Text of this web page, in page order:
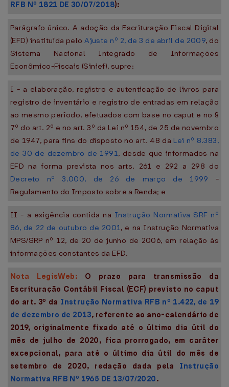
RFB Nº 1821 DE 30/07/2018):
Parágrafo único. A adoção da Escrituração Fiscal Digital
(EFD) instituída peloAjuste nº 2, de 3 de abril de 2009, do
Sistema Nacional Integrado de Informações
Econômico-Fiscais (Sinief), supre:
I - a elaboração, registro e autenticação de livros para
registro de inventário e registro de entradas em relação
ao mesmo período, efetuados com base no caput e no §
7º do art. 2º e no art. 3º da Lei nº 154, de 25 de novembro
de 1947, para fins do disposto no art. 48 da Lei nº 8.383,
de 30 de dezembro de 1991, desde que informados na
EFD na forma prevista nos arts. 261 e 292 a 298 do
Decreto nº 3.000, de 26 de março de 1999 -
Regulamento do Imposto sobre a Renda; e
II - a exigência contida na Instrução Normativa SRF nº
86, de 22 de outubro de 2001, e na Instrução Normativa
MPS/SRP nº 12, de 20 de junho de 2006, em relação às
informações constantes da EFD.
Nota LegisWeb: O prazo para transmissão da
Escrituração Contábil Fiscal (ECF) previsto no caput
do art. 3º da Instrução Normativa RFB nº 1.422, de 19
de dezembro de 2013, referente ao ano-calendário de
2019, originalmente fixado até o último dia útil do
mês de julho de 2020, fica prorrogado, em caráter
excepcional, para até o último dia útil do mês de
setembro de 2020, redação dada pela Instrução
Normativa RFB Nº 1965 DE 13/07/2020.